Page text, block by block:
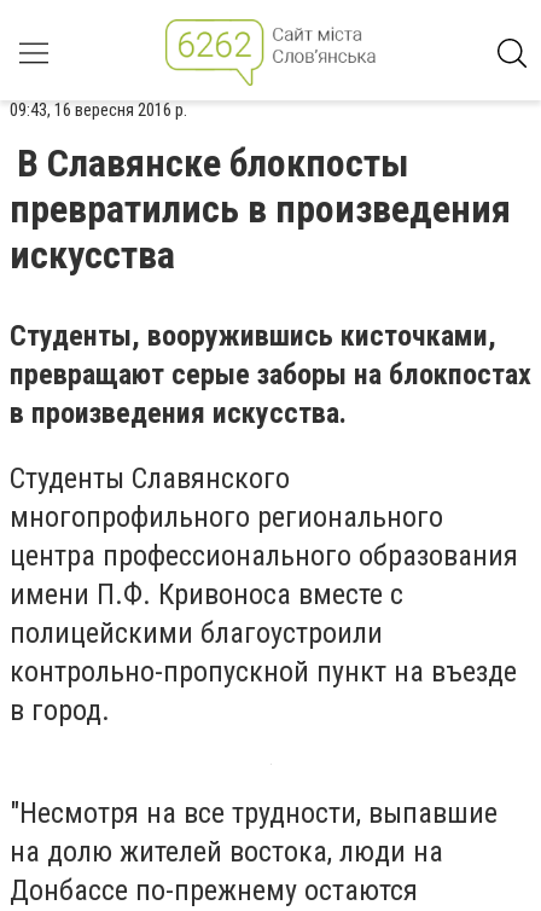
09:43, 16 вересня 2016 р.
В Славянске блокпосты
превратились в произведения
искусства
Студенты, вооружившись кисточками,
превращают серые заборы на блокпостах
в произведения искусства.
Студенты Славянского
многопрофильного регионального
центра профессионального образования
имени П.Ф. Кривоноса вместе с
полицейскими благоустроили
контрольно-пропускной пункт на въезде
в город.
"Несмотря на все трудности, выпавшие
на долю жителей востока, люди на
Донбассе по-прежнему остаются